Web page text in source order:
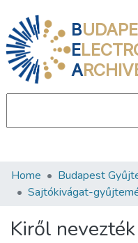
B
E
A
Communities &
Statistics
Home Budapest
Sajtókivágat-
Kiről